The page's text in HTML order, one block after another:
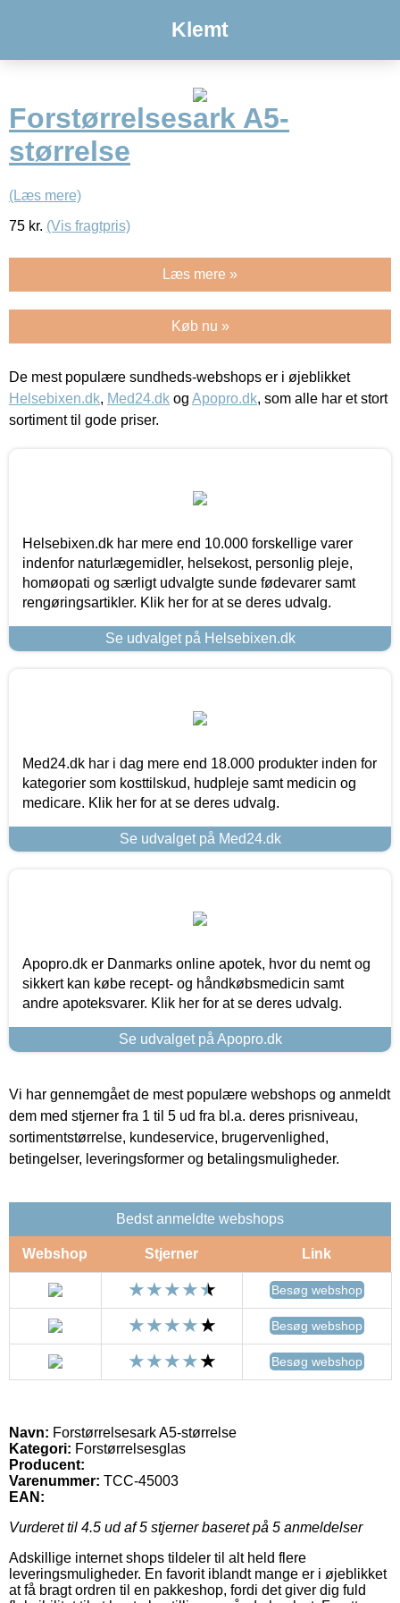
Klemt
Forstørrelsesark A5-
størrelse
(Læs mere)
75 kr. (Vis fragtpris)
Læs mere »
Køb nu »
De mest populære sundheds-webshops er i øjeblikket
Helsebixen.dk, Med24.dk og Apopro.dk, som alle har et stort
sortiment til gode priser.
Helsebixen.dk har mere end 10.000 forskellige varer
indenfor naturlægemidler, helsekost, personlig pleje,
homøopati og særligt udvalgte sunde fødevarer samt
rengøringsartikler. Klik her for at se deres udvalg.
Se udvalget på Helsebixen.dk
Med24.dk har i dag mere end 18.000 produkter inden for
kategorier som kosttilskud, hudpleje samt medicin og
medicare. Klik her for at se deres udvalg.
Se udvalget på Med24.dk
Apopro.dk er Danmarks online apotek, hvor du nemt og
sikkert kan købe recept- og håndkøbsmedicin samt
andre apoteksvarer. Klik her for at se deres udvalg.
Se udvalget på Apopro.dk
Vi har gennemgået de mest populære webshops og anmeldt
dem med stjerner fra 1 til 5 ud fra bl.a. deres prisniveau,
sortimentstørrelse, kundeservice, brugervenlighed,
betingelser, leveringsformer og betalingsmuligheder.
Bedst anmeldte webshops
Webshop Stjerner Link
Besøg webshop
Besøg webshop
Besøg webshop
Navn: Forstørrelsesark A5-størrelse
Kategori: Forstørrelsesglas
Producent:
Varenummer: TCC-45003
EAN:
Vurderet til 4.5 ud af 5 stjerner baseret på 5 anmeldelser
Adskillige internet shops tildeler til alt held flere
leveringsmuligheder. En favorit iblandt mange er i øjeblikket
at få bragt ordren til en pakkeshop, fordi det giver dig fuld